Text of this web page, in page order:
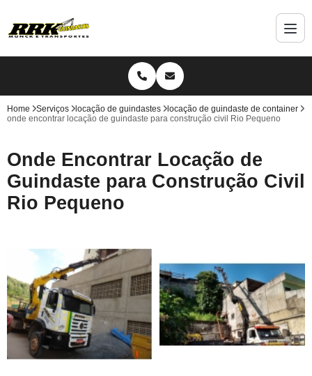
Home Serviços locação de guindastes
locação de guindaste de container
onde encontrar locação de guindaste para construção civil Rio Pequeno
Onde Encontrar Locação de
Guindaste para Construção Civil
Rio Pequeno